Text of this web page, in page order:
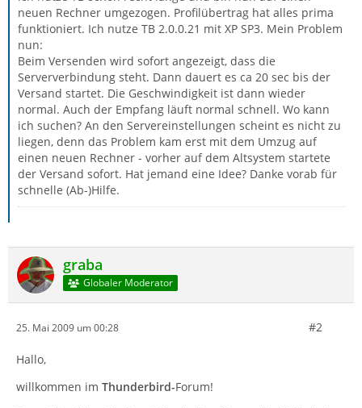
neuen Rechner umgezogen. Profilübertrag hat alles prima
funktioniert. Ich nutze TB 2.0.0.21 mit XP SP3. Mein Problem
nun:
Beim Versenden wird sofort angezeigt, dass die
Serververbindung steht. Dann dauert es ca 20 sec bis der
Versand startet. Die Geschwindigkeit ist dann wieder
normal. Auch der Empfang läuft normal schnell. Wo kann
ich suchen? An den Servereinstellungen scheint es nicht zu
liegen, denn das Problem kam erst mit dem Umzug auf
einen neuen Rechner - vorher auf dem Altsystem startete
der Versand sofort. Hat jemand eine Idee? Danke vorab für
schnelle (Ab-)Hilfe.
graba
Globaler Moderator
25. Mai 2009 um 00:28 #2
Hallo,
willkommen im Thunderbird-Forum!